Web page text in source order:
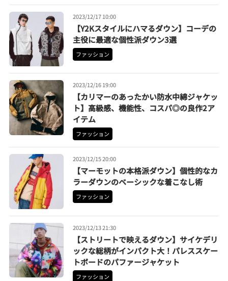
2023/12/17 10:00
【Y2Kスタイルにハマるダウン】コーデの
主役に最適な個性派ダウン3選
ファッション
2023/12/16 19:00
【カリマーのあったかい防水中綿ジャケッ
ト】高級感、機能性、コスパ◎の良作2ア
イテム
ファッション
2023/12/15 20:00
【マーモットの本格派ダウン】個性的なカ
ラーダウンのベーシックな着こなし術
ファッション
2023/12/13 21:30
【ストリートで映えるダウン】サイケデリ
ックな総柄がインパクト大！パレススケー
トボードのパファージャケット
ファッション